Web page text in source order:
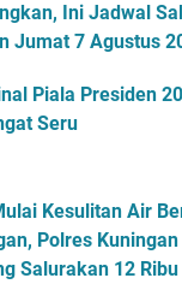
Ini Jadwal
Jumat 7 Agustus
Piala Presiden
Seru
Kesulitan Air
Polres
Salurakan 12